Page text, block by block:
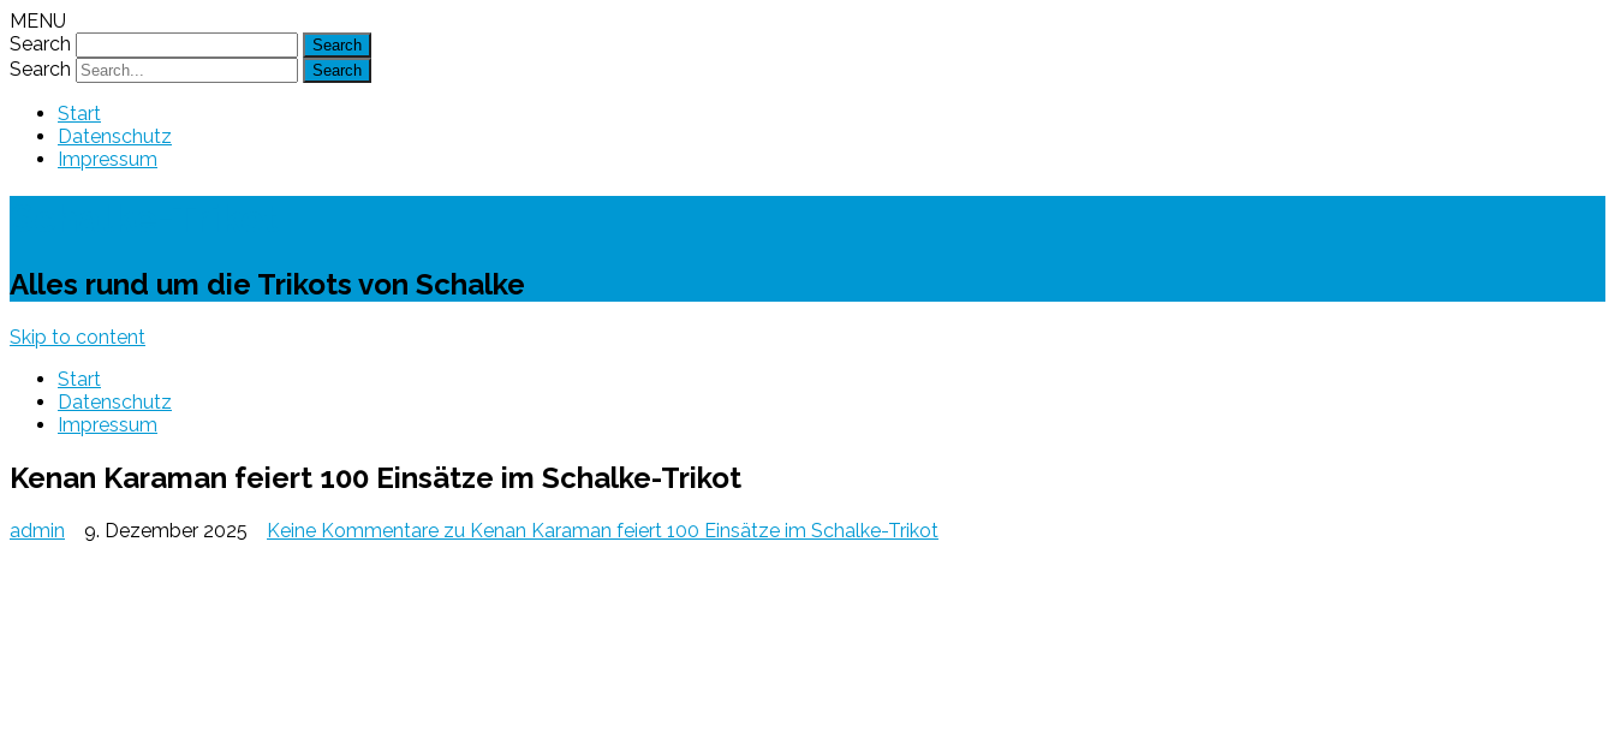
MENU
Search
Search
Start
Datenschutz
Impressum
Alles rund um die Trikots von Schalke
Skip to content
Start
Datenschutz
Impressum
Kenan Karaman feiert 100 Einsätze im Schalke-Trikot
admin 9. Dezember 2025 Keine Kommentare zu Kenan Karaman feiert 100 Einsätze im Schalke-Trikot